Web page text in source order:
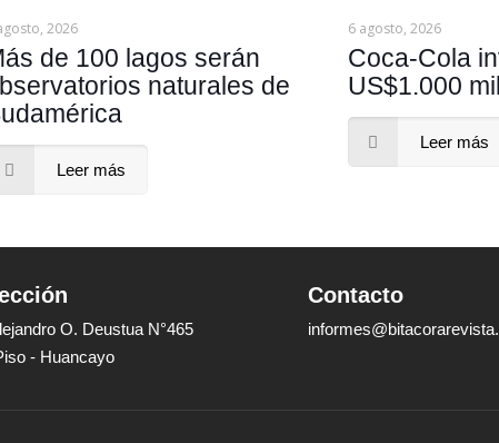
2026
de 100 lagos serán
naturales de
Leer más
6 agosto, 2026
Coca-Cola
US$1.000
Leer más
O. Deustua N°465
- Huancayo
Contacto